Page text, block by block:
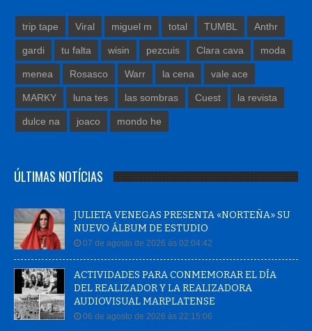
trip tape Viral miguel m total TUMBL Anthr
gardi tu falta wisin pezcuis Clara cava moda
menea Rosasco Warr la cena vale ace
MARKY luna tes las sombras Cuest la revista
dulce na joaco mondo he
ÚLTIMAS NOTÍCIAS
JULIETA VENEGAS PRESENTA «NORTEÑA» SU
NUEVO ÁLBUM DE ESTUDIO
07 de agosto de 2026 às 02:04:42
ACTIVIDADES PARA CONMEMORAR EL DÍA
DEL REALIZADOR Y LA REALIZADORA
AUDIOVISUAL MARPLATENSE
06 de agosto de 2026 às 22:15:06